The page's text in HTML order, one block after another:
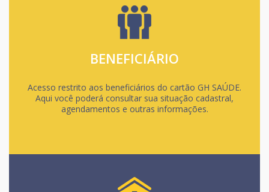
BENEFICIÁRIO
Acesso restrito aos beneficiários do cartão GH SAÚDE.
Aqui você poderá consultar sua situação cadastral,
agendamentos e outras informações.